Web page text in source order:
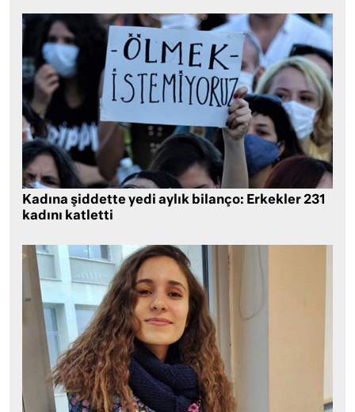
Kadına şiddette yedi aylık bilanço: Erkekler 231
kadını katletti